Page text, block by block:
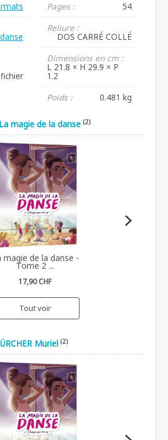
Pages :
54
Reliure :
DOS CARRÉ COLLÉ
Dimensions en cm :
L 21.8 × H 29.9 × P
1.2
Poids :
0.481 kg
La magie de la danse (2)
magie de la danse -
Tome 2 ...
17,90 CHF
Tout voir
Muriel (2)